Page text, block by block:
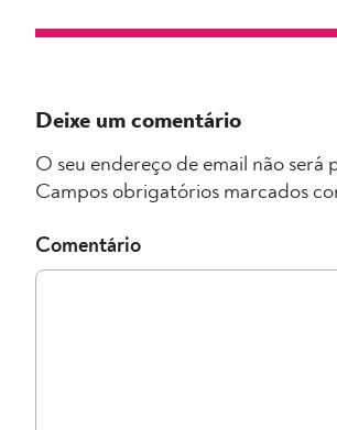
Deixe um comentário
O seu endereço de email não será
Campos obrigatórios marcados
Comentário